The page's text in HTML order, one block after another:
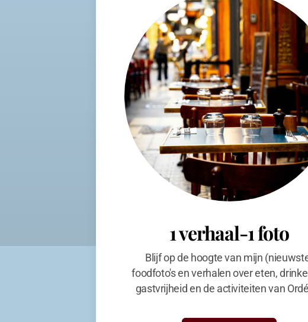
1 verhaal-1 foto
Blijf op de hoogte van mijn
foodfoto's en verhalen over eten,
gastvrijheid en de activiteiten van